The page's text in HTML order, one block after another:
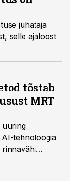
juhataja
selle ajaloost
tõstab
MRT
uuring
AI-tehnoloogia
rinnavähi
vähijuhte.